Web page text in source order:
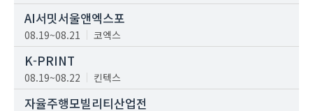
AI서밋서울앤엑스포
08.19~08.21 코엑스
K-PRINT
08.19~08.22 킨텍스
자율주행모빌리티산업전